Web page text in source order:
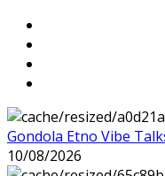
Gondola Etno Vibe
10/08/2026